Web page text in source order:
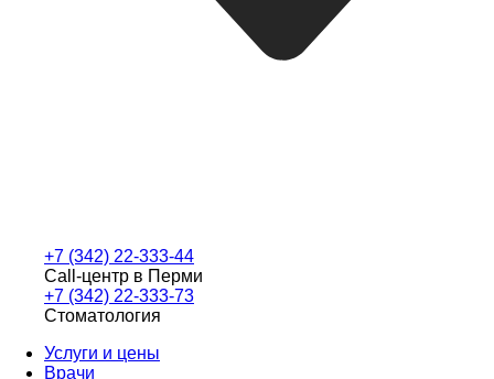
+7 (342) 22-333-44
Call-центр в Перми
+7 (342) 22-333-73
Стоматология
Услуги и цены
Врачи